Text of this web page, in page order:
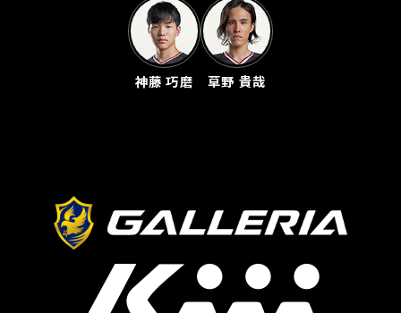
神藤 巧磨 草野 貴哉